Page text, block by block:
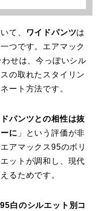
て、 ワイドパンツは
つです。エアマック
せは、今っぽいシル
の取れたスタイリン
ート方法です。
パンツとの相性は抜
に 」という評価が非
アマックス95のボリ
ットが調和し、現代
るためです。
白のシルエット別コ